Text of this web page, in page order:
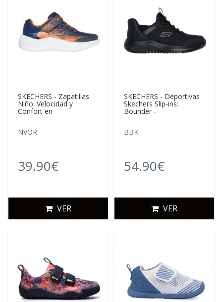
SKECHERS - Zapatillas
Niño: Velocidad y
Confort en
NVOR
39.90€
VER
SKECHERS - Deportivas
Skechers Slip-ins:
Bounder -
BBK
54.90€
VER